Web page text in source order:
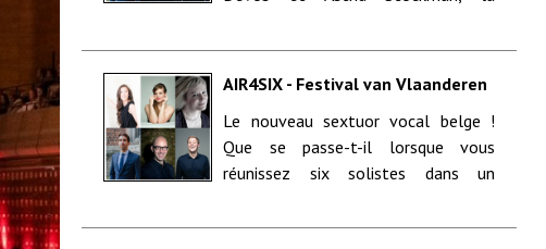
ténor Adriaan...
AIR4SIX - Festival van Vlaanderen
Le nouveau sextuor vocal belge !
Que se passe-t-il lorsque vous
réunissez six solistes dans un
sextet v...